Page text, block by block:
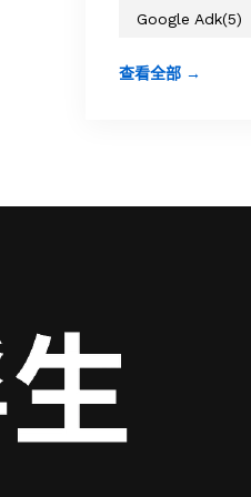
Google Adk(5)
查看全部 →